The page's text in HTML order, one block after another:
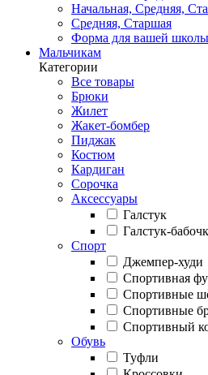
Начальная, Средняя,
Средняя, Старшая
Форма для вашей школы
Мальчикам
Категории
Все товары
Брюки
Жилет
Жакет-бомбер
Пиджак
Костюм
Кардиган
Сорочка
Аксессуары
Галстук
Галстук-
Спорт
Джемпер-худи
Спортивная
Спортивные
Спортивные
Спортивный
Обувь
Туфли